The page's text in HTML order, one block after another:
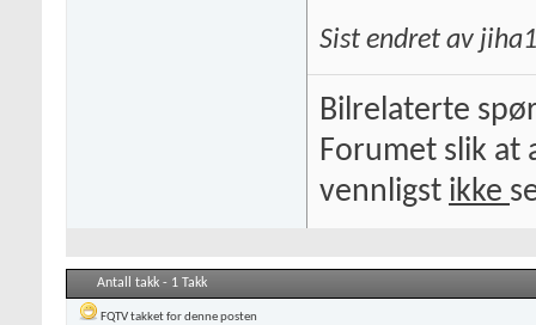
Sist endret av
Bilrelaterte
Forumet slik at
vennligst ikke
Antall takk - 1 Takk
FQTVtakket for denne posten